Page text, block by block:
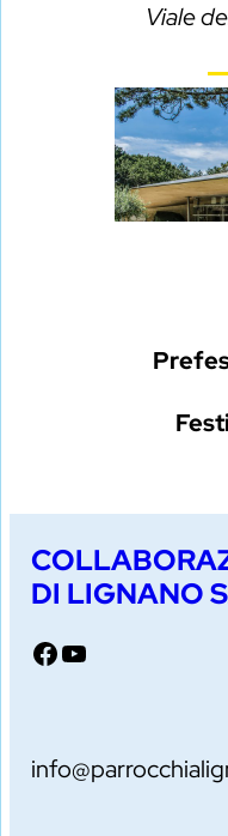
Viale
DI LIGNANO
Facebook YouTube